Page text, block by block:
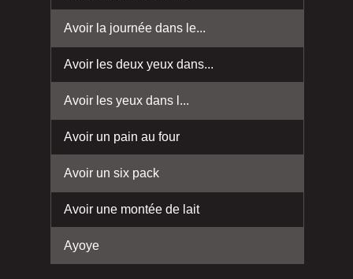
Avoir la journée dans le...
Avoir les deux yeux dans...
Avoir les yeux dans l...
Avoir un pain au four
Avoir un six pack
Avoir une montée de lait
Ayoye